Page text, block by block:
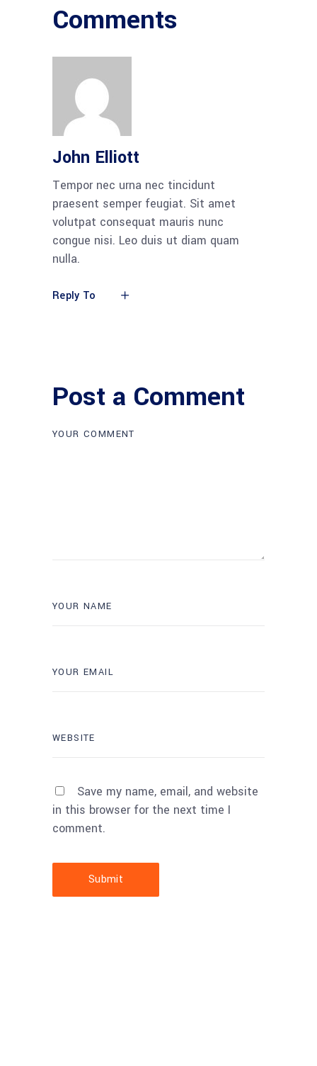
Comments
John Elliott
Tempor nec urna nec tincidunt
praesent semper feugiat. Sit amet
volutpat consequat mauris nunc
congue nisi. Leo duis ut diam quam
nulla.
Reply To
Post a Comment
Save my name, email, and website
in this browser for the next time I
comment.
Submit